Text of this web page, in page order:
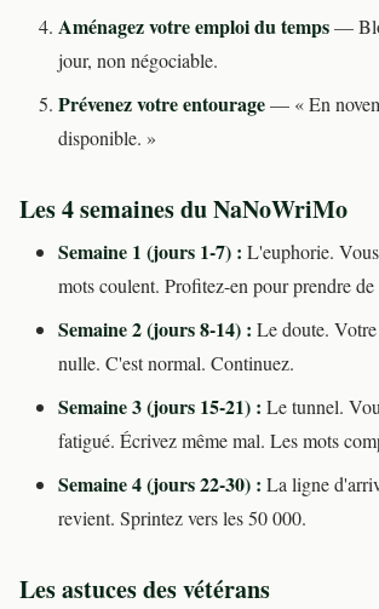
Aménagez votre emploi du temps—
jour, non négociable.
Prévenez votre entourage— « En
disponible. »
Les 4 semaines du NaNoWriMo
Semaine 1 (jours 1-7) : L'euphorie.
mots coulent. Profitez-en pour prendre de
Semaine 2 (jours 8-14) : Le doute.
nulle. C'est normal. Continuez.
Semaine 3 (jours 15-21) : Le tunnel.
fatigué. Écrivez même mal. Les mots
Semaine 4 (jours 22-30) : La ligne
revient. Sprintez vers les 50 000.
Les astuces des vétérans